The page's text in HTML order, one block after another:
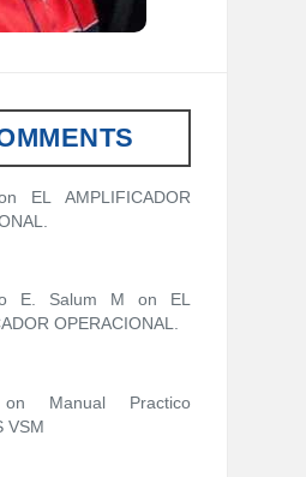
EL AMPLIFICADOR
E. Salum M on EL
OPERACIONAL.
Manual Practico
VSM